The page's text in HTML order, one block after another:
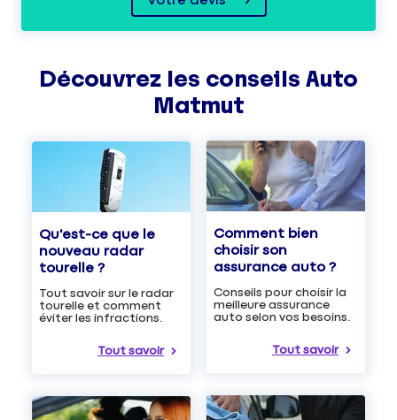
Découvrez les conseils Auto
Matmut
Qu'est-ce que le
nouveau radar
tourelle ?
Tout savoir sur le radar
tourelle et comment
éviter les infractions.
Tout savoir
Comment bien
choisir son
assurance auto ?
Conseils pour choisir la
meilleure assurance
auto selon vos besoins.
Tout savoir